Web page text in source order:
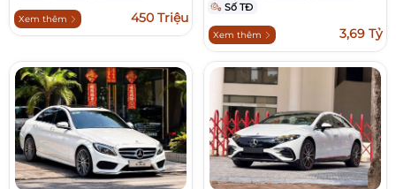
Xem thêm 450 Triệu
Số TĐ
Xem thêm 3,69 Tỷ